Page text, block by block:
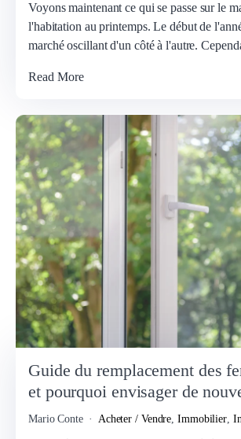
Voyons maintenant ce qui se passe sur le
l'habitation au printemps. Le début de
marché oscillant d'un côté à l'autre.
Read More
Guide du remplacement des
et pourquoi envisager de
Mario Conte Acheter / Vendre ,Immobilier